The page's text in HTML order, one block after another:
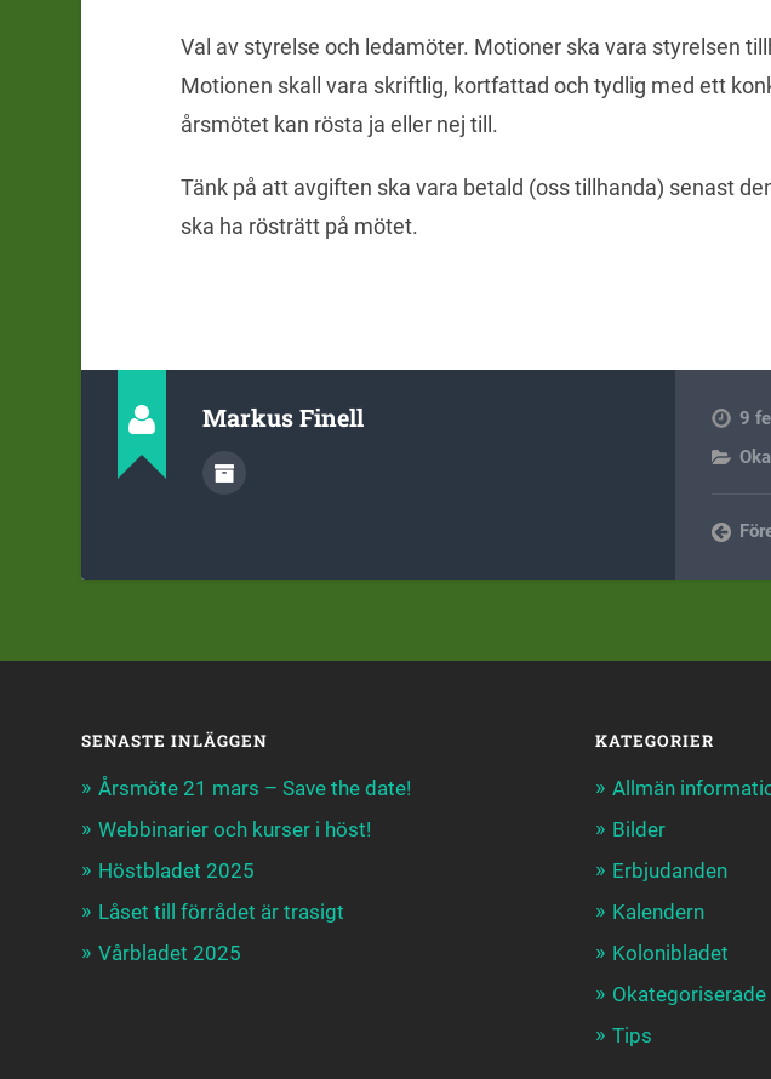
Val av styrelse och ledamöter. Motioner ska vara styrelsen
Motionen skall vara skriftlig, kortfattad och tydlig med ett
årsmötet kan rösta ja eller nej till.
Tänk på att avgiften ska vara betald (oss tillhanda) senast
ska ha rösträtt på mötet.
Markus Finell
9
SENASTE INLÄGGEN
Årsmöte 21 mars – Save the date!
Webbinarier och kurser i höst!
Höstbladet 2025
Låset till förrådet är trasigt
Vårbladet 2025
KATEGORIER
Allmän
Bilder
Erbjudanden
Kalendern
Kolonibladet
Okategoriserade
Tips